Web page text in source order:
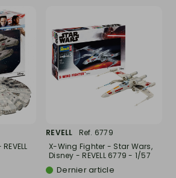
REVELL
Ref. 6779
X-Wing Fighter - Star Wars,
Disney - REVELL 6779 - 1/57
Dernier article